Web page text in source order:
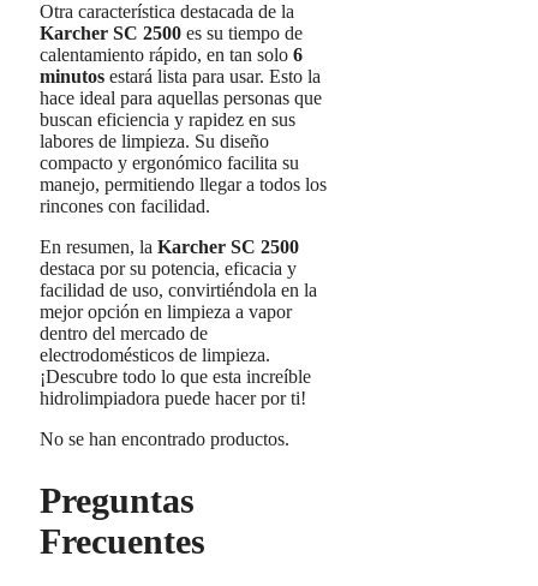
Otra característica destacada de la
Karcher SC 2500 es su tiempo de
calentamiento rápido, en tan solo 6
minutos estará lista para usar. Esto la
hace ideal para aquellas personas que
buscan eficiencia y rapidez en sus
labores de limpieza. Su diseño
compacto y ergonómico facilita su
manejo, permitiendo llegar a todos los
rincones con facilidad.
En resumen, la Karcher SC 2500
destaca por su potencia, eficacia y
facilidad de uso, convirtiéndola en la
mejor opción en limpieza a vapor
dentro del mercado de
electrodomésticos de limpieza.
¡Descubre todo lo que esta increíble
hidrolimpiadora puede hacer por ti!
No se han encontrado productos.
Preguntas
Frecuentes